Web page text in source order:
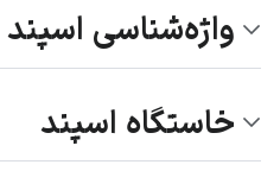
واژه‌شناسی اسپند
خاستگاه اسپند